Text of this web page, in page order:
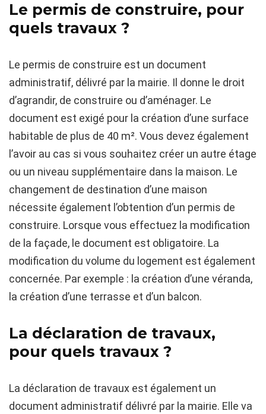
Le permis de construire, pour
quels travaux ?
Le permis de construire est un document
administratif, délivré par la mairie. Il donne le droit
d’agrandir, de construire ou d’aménager. Le
document est exigé pour la création d’une surface
habitable de plus de 40 m². Vous devez également
l’avoir au cas si vous souhaitez créer un autre étage
ou un niveau supplémentaire dans la maison. Le
changement de destination d’une maison
nécessite également l’obtention d’un permis de
construire. Lorsque vous effectuez la modification
de la façade, le document est obligatoire. La
modification du volume du logement est également
concernée. Par exemple : la création d’une véranda,
la création d’une terrasse et d’un balcon.
La déclaration de travaux,
pour quels travaux ?
La déclaration de travaux est également un
document administratif délivré par la mairie. Elle va